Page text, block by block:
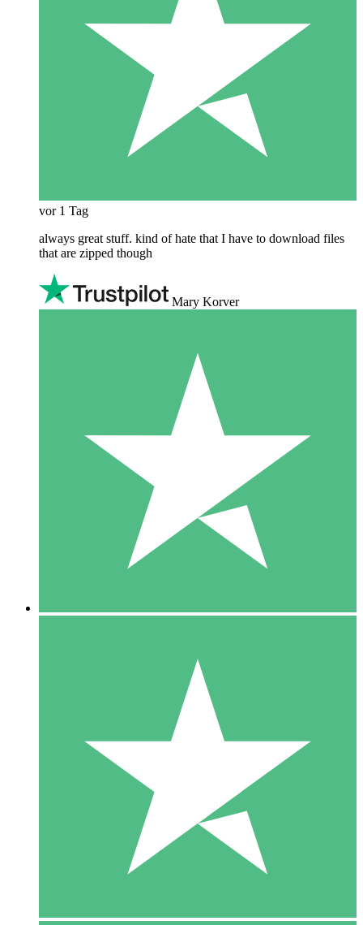
vor 1 Tag
always great stuff. kind of hate that I have to download files
that are zipped though
Mary Korver